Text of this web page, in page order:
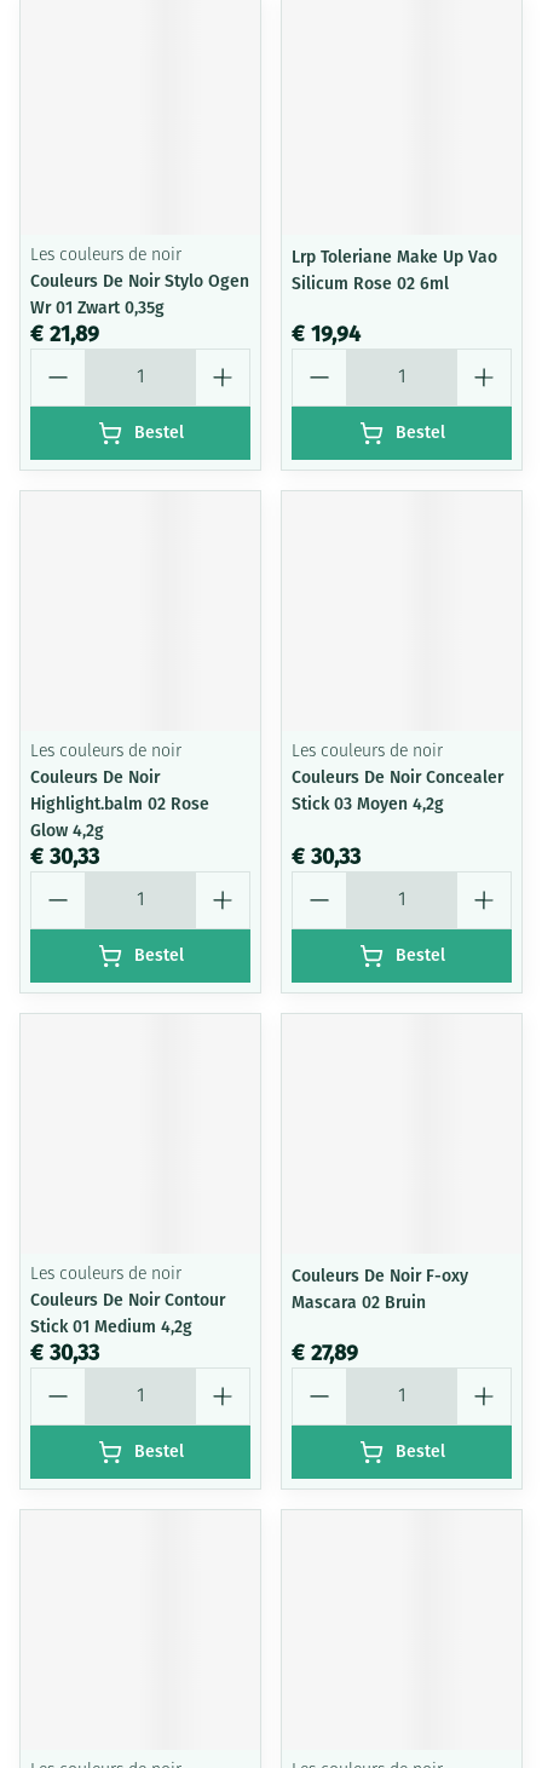
Les couleurs de noir
Couleurs De Noir Stylo Ogen
Wr 01 Zwart 0,35g
€ 21,89
Bestel
Lrp Toleriane Make Up Vao
Silicum Rose 02 6ml
€ 19,94
Bestel
Les couleurs de noir
Couleurs De Noir
Highlight.balm 02 Rose
Glow 4,2g
€ 30,33
Bestel
Les couleurs de noir
Couleurs De Noir Concealer
Stick 03 Moyen 4,2g
€ 30,33
Bestel
Les couleurs de noir
Couleurs De Noir Contour
Stick 01 Medium 4,2g
€ 30,33
Bestel
Couleurs De Noir F-oxy
Mascara 02 Bruin
€ 27,89
Bestel